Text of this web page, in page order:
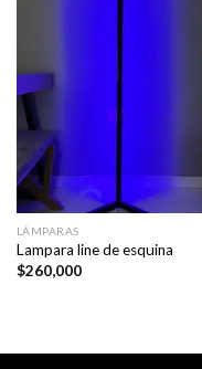
LÁMPARAS
Lampara line de esquina
$260,000